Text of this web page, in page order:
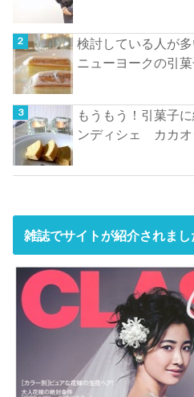
検討している人が
ニューヨークの引
もうもう！引菓子
ンディシェ カカオ
雑誌でサイトが紹介されま